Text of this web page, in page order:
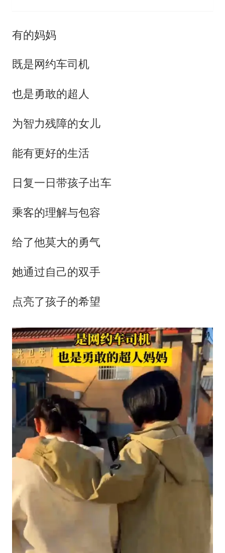
有的妈妈
既是网约车司机
也是勇敢的超人
为智力残障的女儿
能有更好的生活
日复一日带孩子出车
乘客的理解与包容
给了他莫大的勇气
她通过自己的双手
点亮了孩子的希望